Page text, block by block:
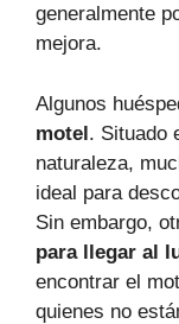
generalmente
mejora.
Algunos
motel. Situado
naturaleza,
ideal para
Sin embargo,
para llegar al
encontrar el
quienes no